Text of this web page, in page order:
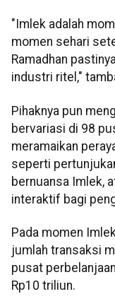
"Imlek adalah
momen sehari
Ramadhan
industri ritel,"
Pihaknya pun
bervariasi di 98
meramaikan
seperti
bernuansa Imlek,
interaktif bagi
Pada momen
jumlah transaksi
pusat
Rp10 triliun.